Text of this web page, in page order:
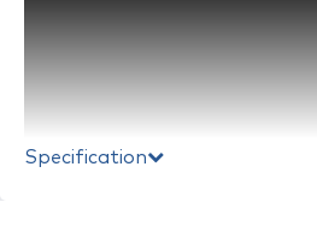
Specification